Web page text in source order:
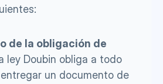
de la obligación de
ley Doubin obliga a todo
un documento de